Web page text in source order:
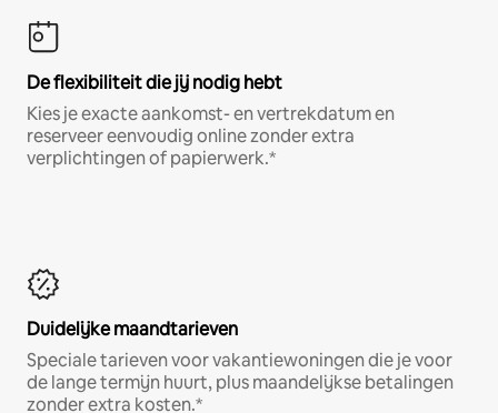
De flexibiliteit die jij nodig hebt
Kies je exacte aankomst- en vertrekdatum en
reserveer eenvoudig online zonder extra
verplichtingen of papierwerk.*
Duidelijke maandtarieven
Speciale tarieven voor vakantiewoningen die je voor
de lange termijn huurt, plus maandelijkse betalingen
zonder extra kosten.*